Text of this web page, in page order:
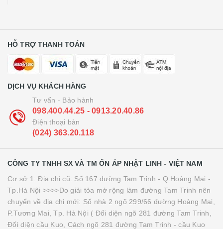
HỖ TRỢ THANH TOÁN
DỊCH VỤ KHÁCH HÀNG
Tư vấn - Bảo hành
098.400.44.25 - 0913.20.40.86
Điện thoại bàn
(024) 363.20.118
CÔNG TY TNHH SX VÀ TM ỔN ÁP NHẬT LINH - VIỆT NAM
Cơ sở 1: Địa chỉ cũ: Số 167 đường Tam Trinh - Q.Hoàng Mai -
Tp.Hà Nội >>>>Do giải tỏa mở rộng làm đường Tam Trinh nên
chuyển về địa chỉ mới: Số nhà 2 ngõ 299/66 đường Hoàng Mai,
P.Tương Mai, Tp. Hà Nội ( Đối diện ngõ 281 đường Tam Trinh,
Đối diện cầu Kuo, Cách ngõ 281 đường Tam Trinh - cầu Kuo